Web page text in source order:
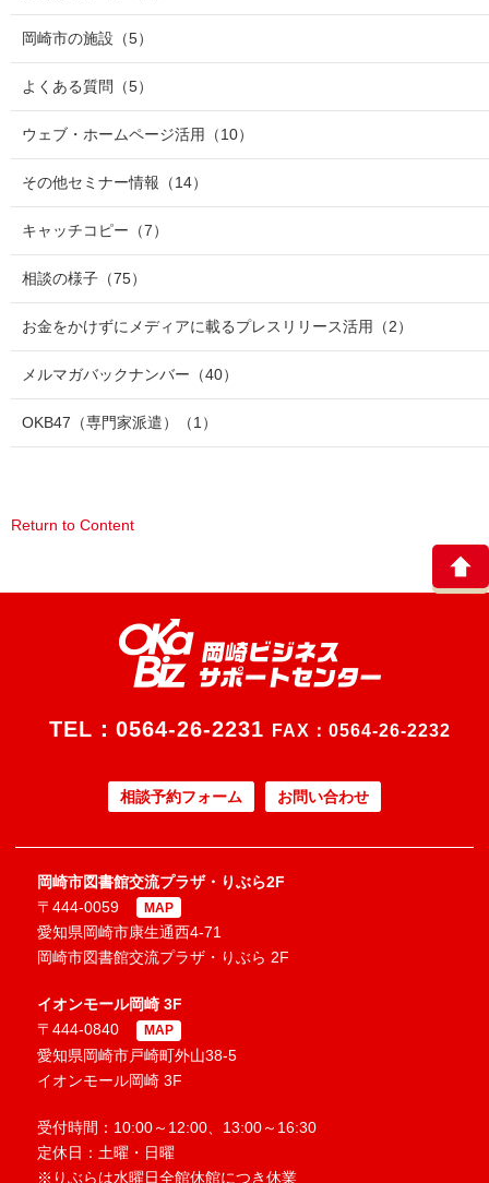
岡崎市の施設 （5）
よくある質問 （5）
ウェブ・ホームページ活用 （10）
その他セミナー情報 （14）
キャッチコピー （7）
相談の様子 （75）
お金をかけずにメディアに載るプレスリリース活用 （2）
メルマガバックナンバー （40）
OKB47（専門家派遣） （1）
Return to Content
TEL： 0564-26-2231 FAX：0564-26-2232
相談予約フォーム お問い合わせ
岡崎市図書館交流プラザ・りぶら2F
〒444-0059
MAP
愛知県岡崎市康生通西4-71
岡崎市図書館交流プラザ・りぶら 2F
イオンモール岡崎 3F
〒444-0840
MAP
愛知県岡崎市戸崎町外山38-5
イオンモール岡崎 3F
受付時間：10:00～12:00、13:00～16:30
定休日：土曜・日曜
※りぶらは水曜日全館休館につき休業